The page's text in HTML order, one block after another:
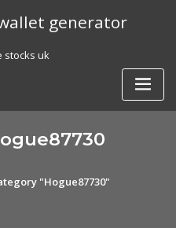
generator
stocks uk
"Hogue87730"